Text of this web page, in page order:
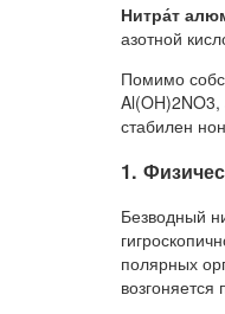
Нитра́т
азотной
Помимо
стабилен
1.
Безводный
полярных
возгоняется